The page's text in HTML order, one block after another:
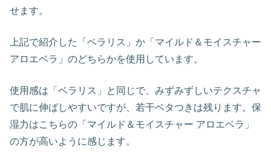
せます。
上記で紹介した「ベラリス」か「マイルド＆モイスチャー
アロエベラ」のどちらかを使用しています。
使用感は「ベラリス」と同じで、みずみずしいテクスチャ
で肌に伸ばしやすいですが、若干ベタつきは残ります。保
湿力はこちらの「マイルド＆モイスチャー アロエベラ」
の方が高いように感じます。